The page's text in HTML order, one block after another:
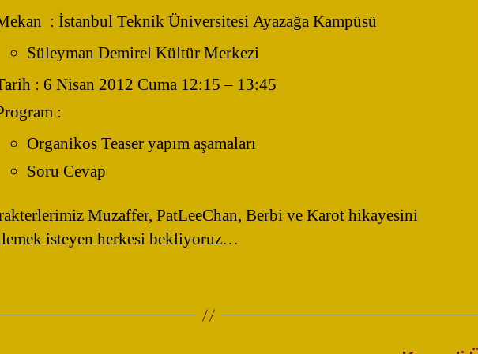
: İstanbul Teknik Üniversitesi Ayazağa Kampüsü
Süleyman Demirel Kültür Merkezi
: 6 Nisan 2012 Cuma 12:15 – 13:45
:
Organikos Teaser yapım aşamaları
Soru Cevap
Muzaffer, PatLeeChan, Berbi ve Karot hikayesini
isteyen herkesi bekliyoruz…